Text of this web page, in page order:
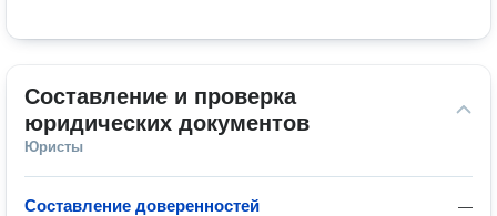
Составление и проверка
юридических документов
Юристы
—
Составление доверенностей